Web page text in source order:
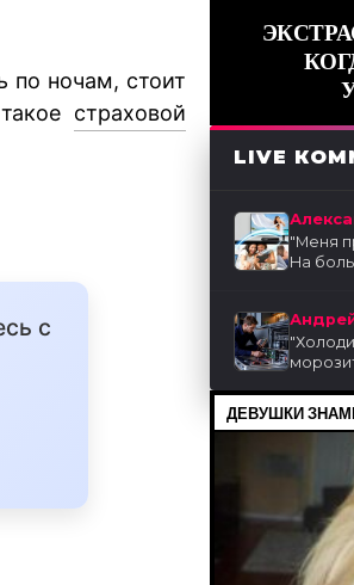
по ночам, стоит
страховой
с
LIVE
"Меня
На
"
ДЕВУШКИ